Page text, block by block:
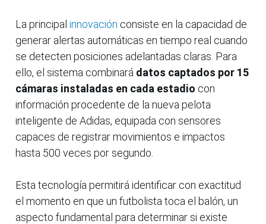
La principal innovación consiste en la capacidad de
generar alertas automáticas en tiempo real cuando
se detecten posiciones adelantadas claras. Para
ello, el sistema combinará datos captados por 15
cámaras instaladas en cada estadio con
información procedente de la nueva pelota
inteligente de Adidas, equipada con sensores
capaces de registrar movimientos e impactos
hasta 500 veces por segundo.
Esta tecnología permitirá identificar con exactitud
el momento en que un futbolista toca el balón, un
aspecto fundamental para determinar si existe